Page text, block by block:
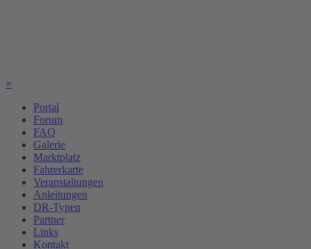
×
Portal
Forum
FAQ
Galerie
Marktplatz
Fahrerkarte
Veranstaltungen
Anleitungen
DR-Typen
Partner
Links
Kontakt